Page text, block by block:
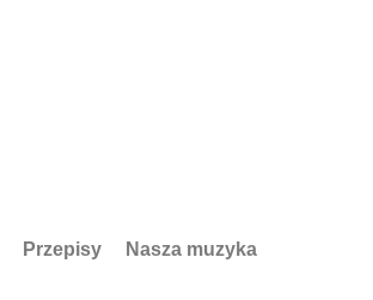
Przepisy Nasza muzyka